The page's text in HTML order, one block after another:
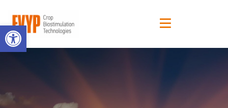
Ανοίξτε τη γραμμή εργαλείων